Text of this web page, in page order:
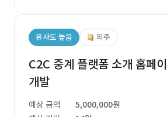
유사도 높음 외주
C2C 중계 플랫폼 소개 홈페
개발
예상 금액
5,000,000원